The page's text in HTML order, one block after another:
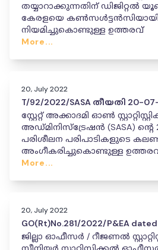
തയ്യാറാക്കുന്നതിന് ഡിജിറ്റൽ
കേരളയെ കൺസൾട്ടൻസിയായി
നിയമിച്ചുകൊണ്ടുള്ള ഉത്തരവ്
More...
20, July 2022
T/92/2022/SASA തീയതി 20-
സ്റ്റേറ്റ് അക്കാദമി ഓൺ
അഡ്മിനിസ്ട്രേഷൻ (SASA)
പരിശീലന പരിപാടികളുടെ
അംഗീകരിച്ചുകൊണ്ടുള്ള
More...
20, July 2022
GO(Rt)No.281/2022/P&EA
ജില്ലാ ഓഫീസർ / റീജണൽ